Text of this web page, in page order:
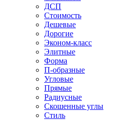
ДСП
Стоимость
Дешевые
Дорогие
Эконом-класс
Элитные
Форма
П-образные
Угловые
Прямые
Радиусные
Скошенные углы
Стиль